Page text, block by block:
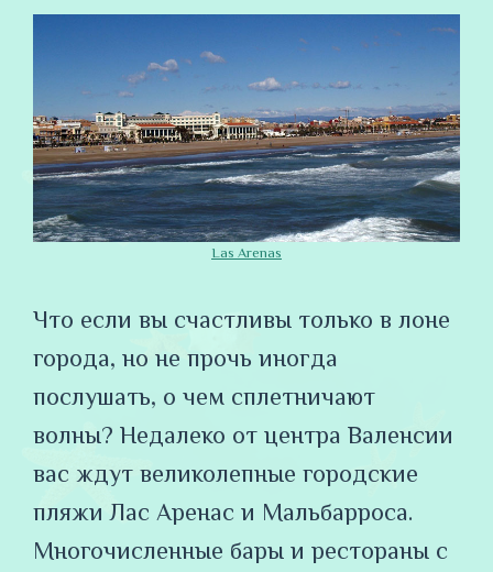
Las Arenas
Что если вы счастливы только в лоне
города, но не прочь иногда
послушать, о чем сплетничают
волны? Недалеко от центра Валенсии
вас ждут великолепные городские
пляжи Лас Аренас и Мальбарроса.
Многочисленные бары и рестораны с